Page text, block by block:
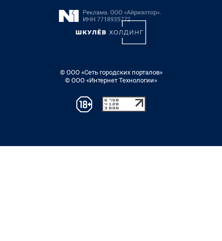
© ООО «Сеть городских порталов»
© ООО «Интернет Технологии»